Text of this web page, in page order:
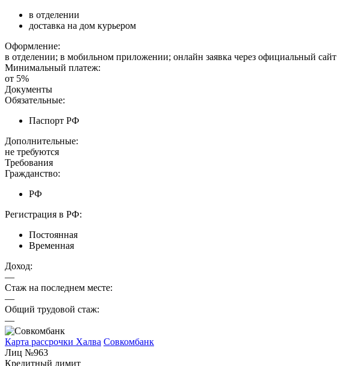
в отделении
доставка на дом курьером
Оформление:
в отделении; в мобильном приложении; онлайн заявка через официальный сайт
Минимальный платеж:
от 5%
Документы
Обязательные:
Паспорт РФ
Дополнительные:
не требуются
Требования
Гражданство:
РФ
Регистрация в РФ:
Постоянная
Временная
Доход:
—
Стаж на последнем месте:
—
Общий трудовой стаж:
—
Карта рассрочки Халва Совкомбанк
Лиц №963
Кредитный лимит